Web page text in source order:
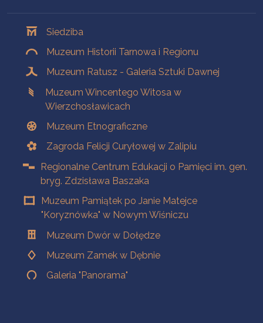
Siedziba
Muzeum Historii Tarnowa i Regionu
Muzeum Ratusz - Galeria Sztuki Dawnej
Muzeum Wincentego Witosa w
Wierzchosławicach
Muzeum Etnograficzne
Zagroda Felicji Curyłowej w Zalipiu
Regionalne Centrum Edukacji o Pamięci im. gen.
bryg. Zdzisława Baszaka
Muzeum Pamiątek po Janie Matejce
"Koryznówka" w Nowym Wiśniczu
Muzeum Dwór w Dołędze
Muzeum Zamek w Dębnie
Galeria "Panorama"